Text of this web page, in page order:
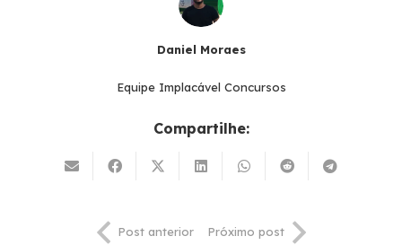
Daniel Moraes
Equipe Implacável Concursos
Compartilhe:
Post anterior Próximo post